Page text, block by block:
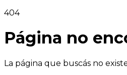
404
Página no
La página que buscás no